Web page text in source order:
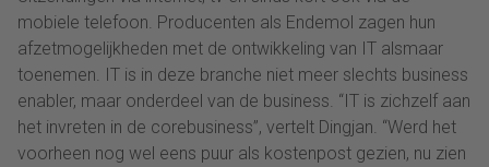
mobiele telefoon. Producenten als Endemol zagen hun
afzetmogelijkheden met de ontwikkeling van IT alsmaar
toenemen. IT is in deze branche niet meer slechts business
enabler, maar onderdeel van de business. “IT is zichzelf aan
het invreten in de corebusiness”, vertelt Dingjan. “Werd het
voorheen nog wel eens puur als kostenpost gezien, nu zien